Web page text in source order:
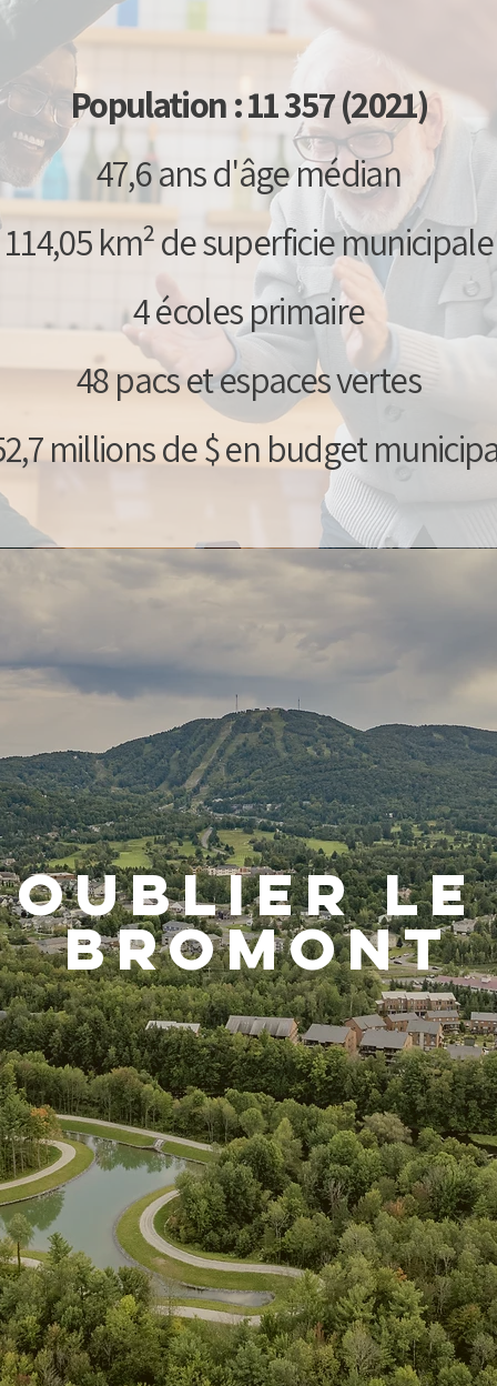
Population : 11 357 (2021)
47,6 ans d'âge médian
114,05 km² de superficie municipale
4 écoles primaire
48 pacs et espaces vertes
millions de $ en budget
oublier le
Bromont